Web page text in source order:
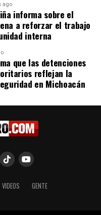
Gaona destaca
en Michoacán
2026
ago
informa sobre el
a reforzar el trabajo
interna
que las detenciones
reflejan la
en Michoacán
VIDEOS GENTE